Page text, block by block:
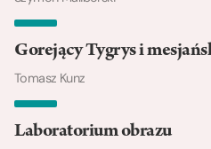
Gorejący Tygrys i
Tomasz Kunz
Laboratorium obrazu